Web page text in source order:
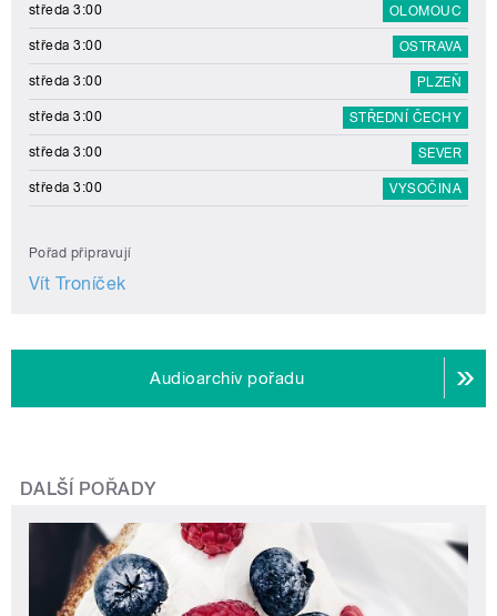
středa 3:00 OLOMOUC
středa 3:00 OSTRAVA
středa 3:00 PLZEŇ
středa 3:00 STŘEDNÍ ČECHY
středa 3:00 SEVER
středa 3:00 VYSOČINA
Pořad připravují
Vít Troníček
Audioarchiv pořadu
DALŠÍ POŘADY